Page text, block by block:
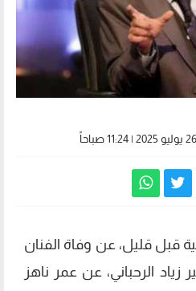
قبل قليل، عن وفاة الفنان
زياد الرحباني، عن عمر ناهز